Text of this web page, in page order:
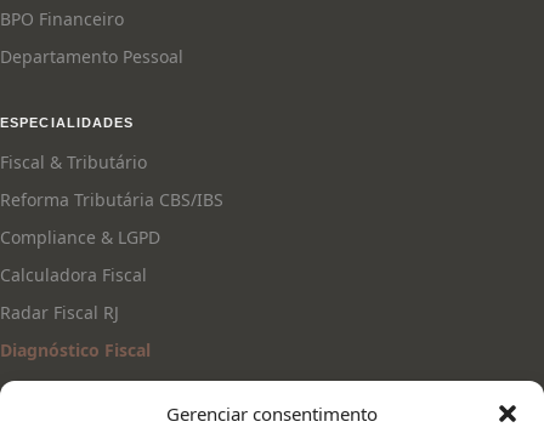
Gerenciar consentimento
BPO Financeiro
Departamento Pessoal
ESPECIALIDADES
Fiscal & Tributário
Reforma Tributária CBS/IBS
Compliance & LGPD
Calculadora Fiscal
Radar Fiscal RJ
Diagnóstico Fiscal